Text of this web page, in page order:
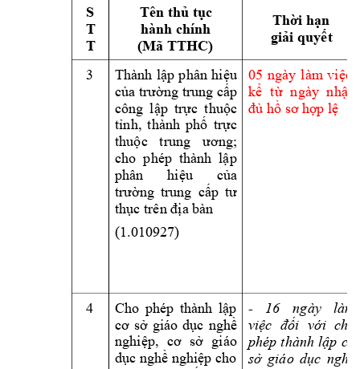
S
T
T
Tên thủ tục
hành chính
(Mã TTHC)
Thời hạn
giải quyết
3 Thành lập phân hiệu
của trường trung cấp
công lập trực thuộc
tỉnh, thành phố trực
thuộc
trung
ương;
cho  phép  thành  lập
phân
hiệu
của
trường trung cấp tư
thục trên địa bàn
(1.010927)
05 ngày làm việc
kể từ ngày nhận
đủ hồ sơ hợp lệ
4 Cho phép thành lập
cơ sở giáo dục nghề
nghiệp, cơ sở giáo
dục nghề nghiệp cho
- 16 ngày làm
việc đối với cho
phép thành lập cơ
sở giáo dục nghề